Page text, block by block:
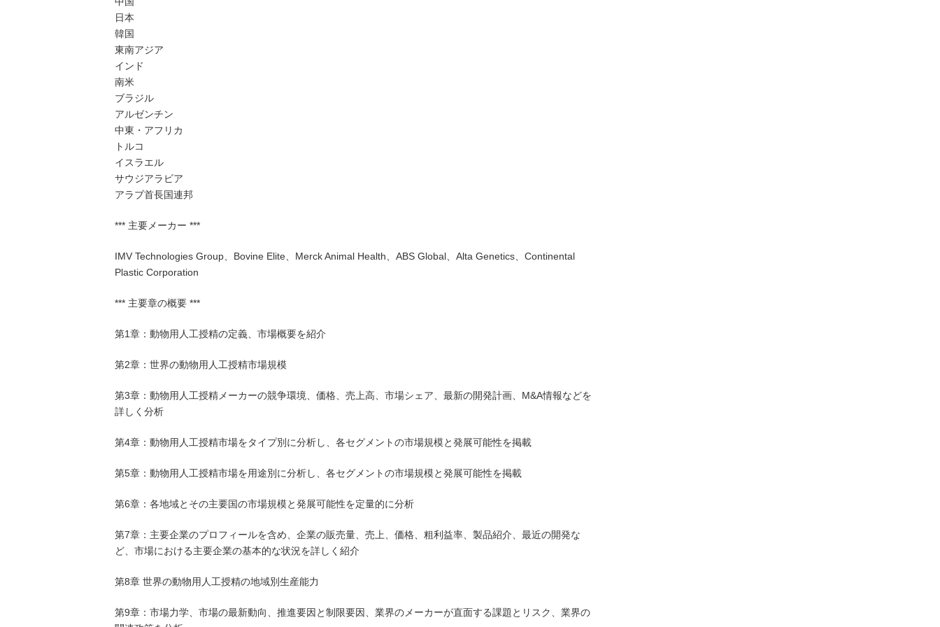
日本
韓国
東南アジア
インド
南米
ブラジル
アルゼンチン
中東・アフリカ
トルコ
イスラエル
サウジアラビア
アラブ首長国連邦
*** 主要メーカー ***
IMV Technologies Group、Bovine Elite、Merck Animal Health、ABS Global、Alta Genetics、Continental
Plastic Corporation
*** 主要章の概要 ***
第1章：動物用人工授精の定義、市場概要を紹介
第2章：世界の動物用人工授精市場規模
第3章：動物用人工授精メーカーの競争環境、価格、売上高、市場シェア、最新の開発計画、M&A情報などを
詳しく分析
第4章：動物用人工授精市場をタイプ別に分析し、各セグメントの市場規模と発展可能性を掲載
第5章：動物用人工授精市場を用途別に分析し、各セグメントの市場規模と発展可能性を掲載
第6章：各地域とその主要国の市場規模と発展可能性を定量的に分析
第7章：主要企業のプロフィールを含め、企業の販売量、売上、価格、粗利益率、製品紹介、最近の開発な
ど、市場における主要企業の基本的な状況を詳しく紹介
第8章 世界の動物用人工授精の地域別生産能力
第9章：市場力学、市場の最新動向、推進要因と制限要因、業界のメーカーが直面する課題とリスク、業界の